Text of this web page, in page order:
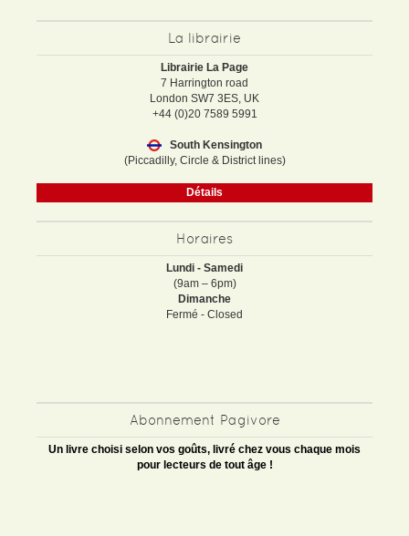
La librairie
Librairie La Page
7 Harrington road
London SW7 3ES, UK
+44 (0)20 7589 5991
South Kensington
(Piccadilly, Circle & District lines)
Détails
Horaires
Lundi - Samedi
(9am – 6pm)
Dimanche
Fermé - Closed
Abonnement Pagivore
Un livre choisi selon vos goûts, livré chez vous chaque mois
pour lecteurs de tout âge !